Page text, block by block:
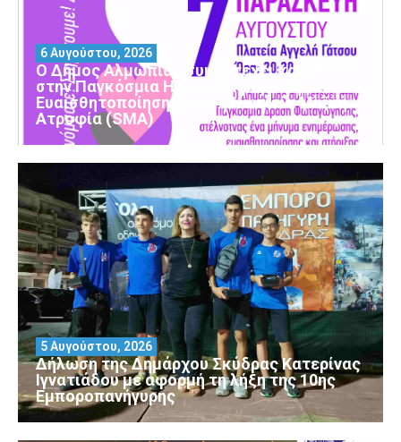
Ο Δήμος Αλμωπίας συμμετέχει και φέτος
στην Παγκόσμια Ημέρα Ενημέρωσης και
Ευαισθητοποίησης για τη Νωτιαία Μυϊκή
Ατροφία (SMA)
6 Αυγούστου, 2026
Δήλωση της Δημάρχου Σκύδρας Κατερίνας
Ιγνατιάδου με αφορμή τη λήξη της 10ης
Εμποροπανήγυρης
5 Αυγούστου, 2026